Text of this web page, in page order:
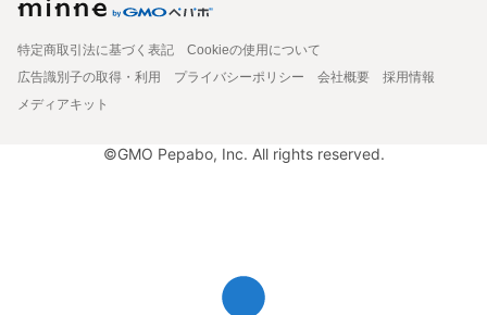
特定商取引法に基づく表記
Cookieの使用について
広告識別子の取得・利用
プライバシーポリシー 会社概要
採用情報
メディアキット
©GMO Pepabo, Inc. All rights reserved.